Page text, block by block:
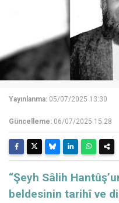
Yayınlanma: 05/07/2025 13:30
Güncelleme: 06/07/2025 15:28
“Şeyh Sâlih
beldesinin tarihî ve